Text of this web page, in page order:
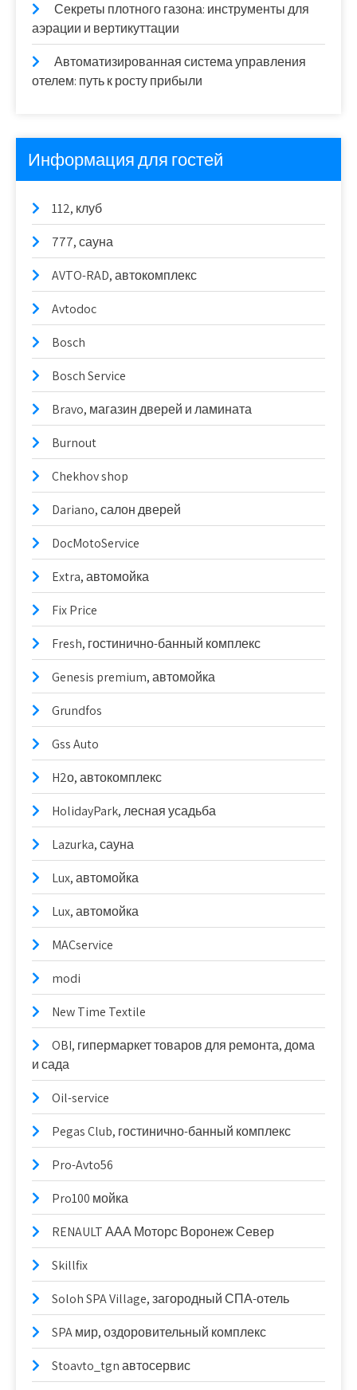
Секреты плотного газона: инструменты для
аэрации и вертикуттации
Автоматизированная система управления
отелем: путь к росту прибыли
Информация для гостей
112, клуб
777, сауна
AVTO-RAD, автокомплекс
Avtodoc
Bosch
Bosch Service
Bravo, магазин дверей и ламината
Burnout
Chekhov shop
Dariano, салон дверей
DocMotoService
Extra, автомойка
Fix Price
Fresh, гостинично-банный комплекс
Genesis premium, автомойка
Grundfos
Gss Auto
H2о, автокомплекс
HolidayPark, лесная усадьба
Lazurka, сауна
Lux, автомойка
Lux, автомойка
MACservice
modi
New Time Textile
OBI, гипермаркет товаров для ремонта, дома
и сада
Oil-service
Pegas Club, гостинично-банный комплекс
Pro-Avto56
Pro100 мойка
RENAULT ААА Моторс Воронеж Север
Skillfix
Soloh SPA Village, загородный СПА-отель
SPA мир, оздоровительный комплекс
Stoavto_tgn автосервис